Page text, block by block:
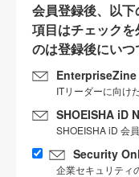
会員登録後、以
項目はチェック
のは登録後にいつ
ITリーダーに向け
SHOEISHA iD
SHOEISHA iD 会
Security
企業セキュリティ